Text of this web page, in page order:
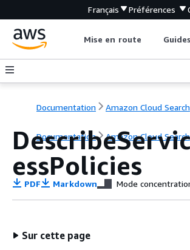
Français Préférences
Mise en route
Documentation Amazon Cloud Search
Documentation Amazon Cloud Search
essPolicies
PDF Markdown Mode
Sur cette page